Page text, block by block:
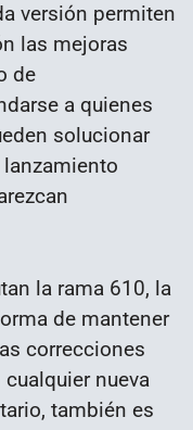
versión permiten
las mejoras
de
a quienes
solucionar
la rama 610, la
de mantener
correcciones
nueva
también es